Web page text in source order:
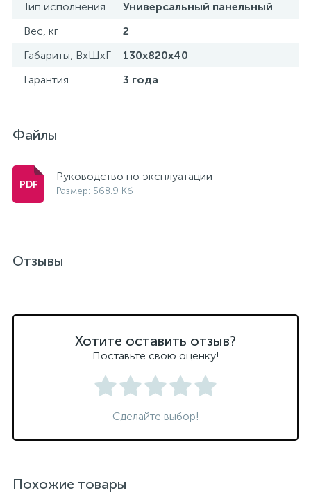
Тип исполнения
Универсальный панельный
Вес, кг
2
Габариты, ВхШхГ
130х820х40
Гарантия
3 года
Файлы
Руководство по эксплуатации
Размер: 568.9 Кб
Отзывы
Хотите оставить отзыв?
Поставьте свою оценку!
Сделайте выбор!
Похожие товары